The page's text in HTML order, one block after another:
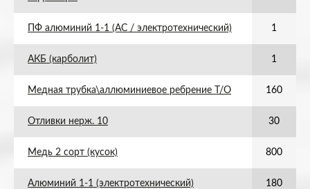
ПФ алюминий 1-1 (АС / электротехнический) 1
АКБ (карболит) 1
Медная трубка\аллюминиевое ребрение Т/О 160
Отливки нерж. 10 30
Медь 2 сорт (кусок) 800
Алюминий 1-1 (электротехнический) 180